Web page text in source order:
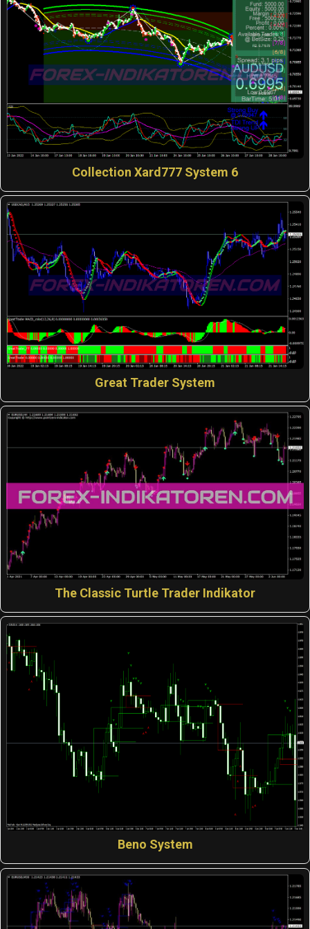
Collection Xard777 System 6
Great Trader System
The Classic Turtle Trader Indikator
Beno System